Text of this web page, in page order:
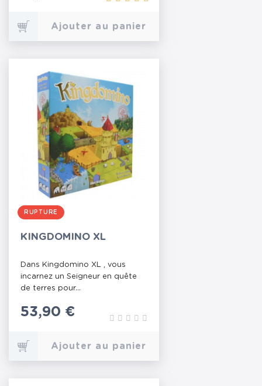
Ajouter au panier
RUPTURE
KINGDOMINO XL
Dans Kingdomino XL , vous
incarnez un Seigneur en quête
de terres pour...
Prix
53,90 €
Ajouter au panier